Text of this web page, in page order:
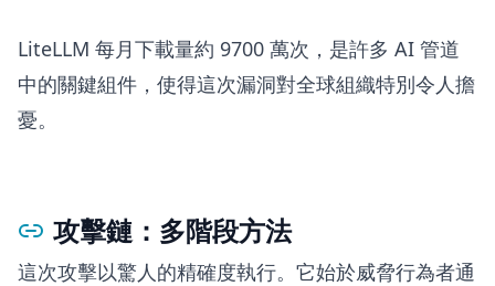
LiteLLM 每月下載量約 9700 萬次，是許多 AI 管道
中的關鍵組件，使得這次漏洞對全球組織特別令人擔
憂。
攻擊鏈：多階段方法
這次攻擊以驚人的精確度執行。它始於威脅行為者通